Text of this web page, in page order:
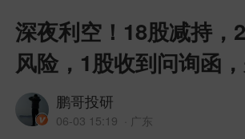
深夜利空！18股减持，
风险，1股收到问询函
鹏哥投研
06-03 15:19 · 广东